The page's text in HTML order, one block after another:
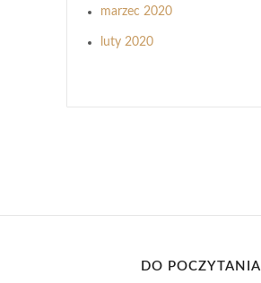
marzec 2020
luty 2020
DO POCZYTANIA